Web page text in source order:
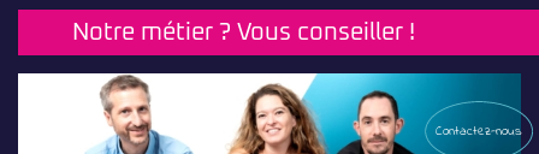
Notre métier ? Vous conseiller !
Contactez-nous